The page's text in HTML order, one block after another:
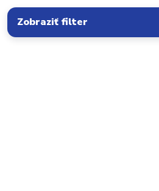
Zobraziť filter